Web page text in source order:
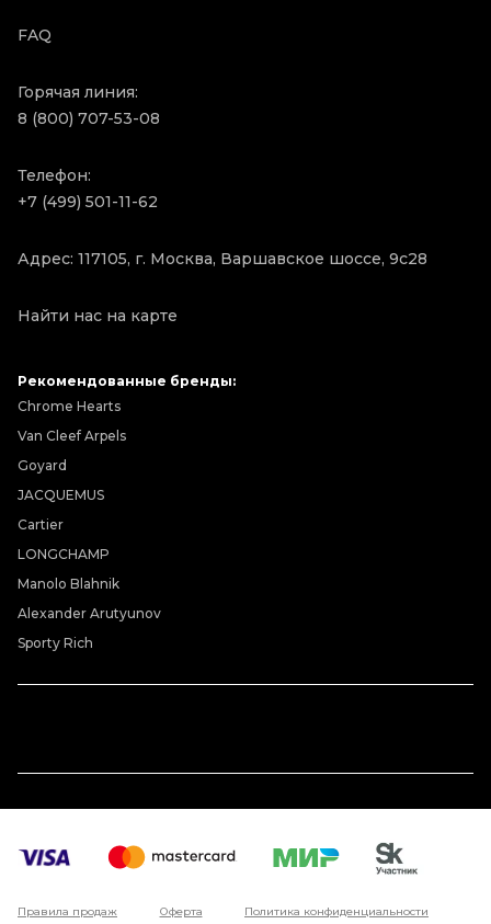
FAQ
Горячая линия:
8 (800) 707-53-08
Телефон:
+7 (499) 501-11-62
Адрес: 117105, г. Москва, Варшавское шоссе, 9с28
Найти нас на карте
Рекомендованные бренды:
Chrome Hearts
Van Cleef Arpels
Goyard
JACQUEMUS
Cartier
LONGCHAMP
Manolo Blahnik
Alexander Arutyunov
Sporty Rich
Правила продаж Оферта Политика конфиденциальности